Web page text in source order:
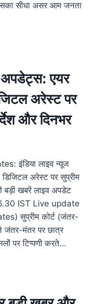
सीधा असर आम जनता
अपडेट्स: एयर
अरेस्ट पर
और दिनभर
इंडिया लाइव न्यूज
अरेस्ट पर सुप्रीम
बड़ी खबरें लाइव अपडेट
IST Live update
सुप्रीम कोर्ट (जंतर-
जंतर-मंतर पर छात्र
पर टिप्पणी करते…